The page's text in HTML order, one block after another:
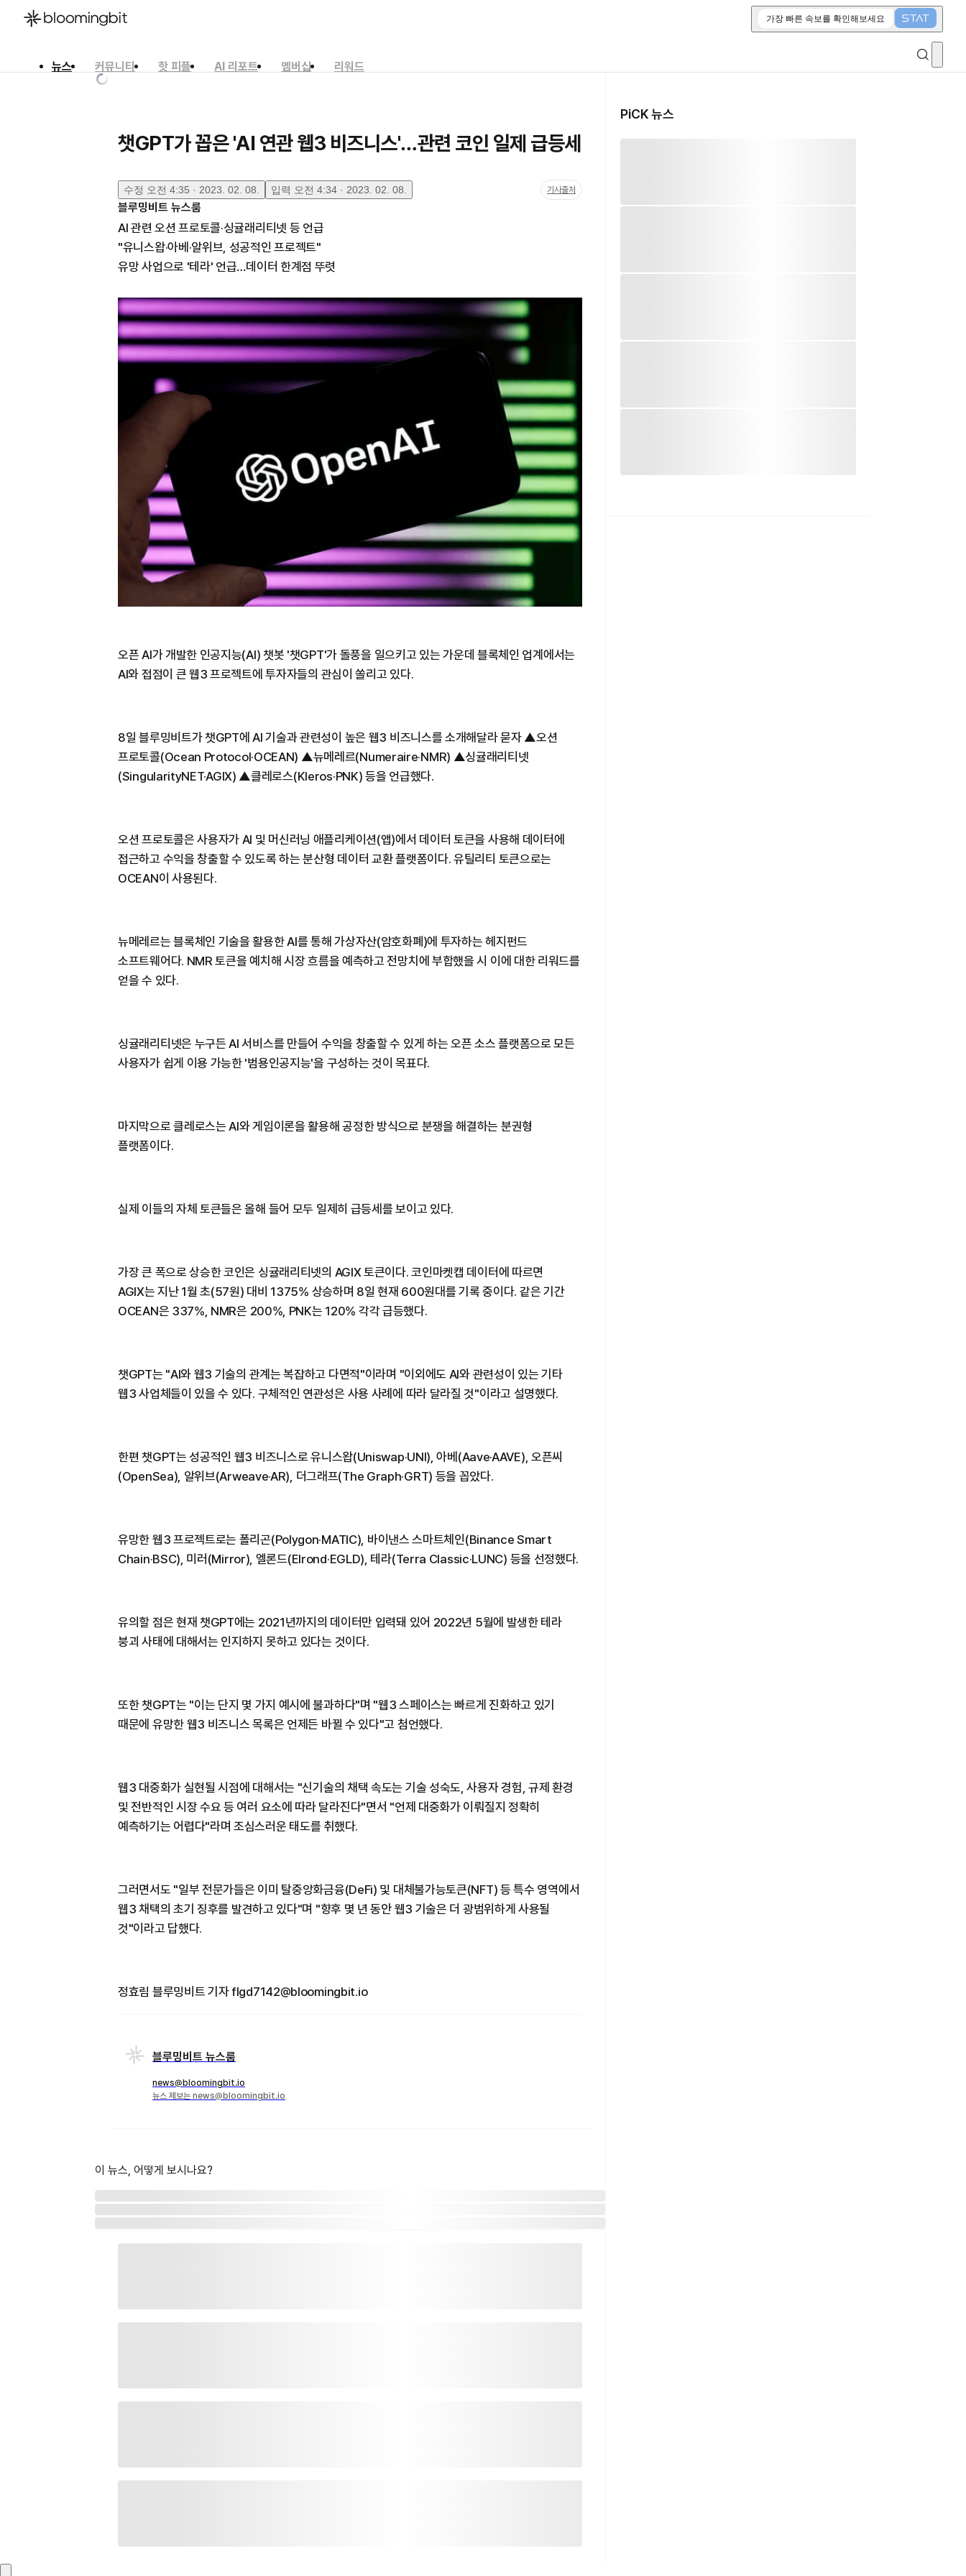
가장 빠른 속보를 확인해보세요
뉴스 커뮤니티 핫 피플 AI 리포트 멤버십
리워드
챗GPT가 꼽은 'AI 연관 웹3 비즈니스'…관련 코인 일제 급등세
수정 오전 4:35 · 2023. 02. 08. 입력 오전 4:34 · 2023. 02. 08. 기사출처
블루밍비트 뉴스룸
AI 관련 오션 프로토콜·싱귤래리티넷 등 언급
"유니스왑·아베·알위브, 성공적인 프로젝트"
유망 사업으로 '테라' 언급…데이터 한계점 뚜렷
오픈 AI가 개발한 인공지능(AI) 챗봇 '챗GPT'가 돌풍을 일으키고 있는 가운데 블록체인 업계에서는
AI와 접점이 큰 웹3 프로젝트에 투자자들의 관심이 쏠리고 있다.
8일 블루밍비트가 챗GPT에 AI 기술과 관련성이 높은 웹3 비즈니스를 소개해달라 묻자 ▲오션
프로토콜(Ocean Protocol·OCEAN) ▲뉴메레르(Numeraire·NMR) ▲싱귤래리티넷
(SingularityNET·AGIX) ▲클레로스(Kleros·PNK) 등을 언급했다.
오션 프로토콜은 사용자가 AI 및 머신러닝 애플리케이션(앱)에서 데이터 토큰을 사용해 데이터에
접근하고 수익을 창출할 수 있도록 하는 분산형 데이터 교환 플랫폼이다. 유틸리티 토큰으로는
OCEAN이 사용된다.
뉴메레르는 블록체인 기술을 활용한 AI를 통해 가상자산(암호화폐)에 투자하는 헤지펀드
소프트웨어다. NMR 토큰을 예치해 시장 흐름을 예측하고 전망치에 부합했을 시 이에 대한 리워드를
얻을 수 있다.
싱귤래리티넷은 누구든 AI 서비스를 만들어 수익을 창출할 수 있게 하는 오픈 소스 플랫폼으로 모든
사용자가 쉽게 이용 가능한 '범용인공지능'을 구성하는 것이 목표다.
마지막으로 클레로스는 AI와 게임이론을 활용해 공정한 방식으로 분쟁을 해결하는 분권형
플랫폼이다.
실제 이들의 자체 토큰들은 올해 들어 모두 일제히 급등세를 보이고 있다.
가장 큰 폭으로 상승한 코인은 싱귤래리티넷의 AGIX 토큰이다. 코인마켓캡 데이터에 따르면
AGIX는 지난 1월 초(57원) 대비 1375% 상승하며 8일 현재 600원대를 기록 중이다. 같은 기간
OCEAN은 337%, NMR은 200%, PNK는 120% 각각 급등했다.
챗GPT는 "AI와 웹3 기술의 관계는 복잡하고 다면적"이라며 "이외에도 AI와 관련성이 있는 기타
웹3 사업체들이 있을 수 있다. 구체적인 연관성은 사용 사례에 따라 달라질 것"이라고 설명했다.
한편 챗GPT는 성공적인 웹3 비즈니스로 유니스왑(Uniswap·UNI), 아베(Aave·AAVE), 오픈씨
(OpenSea), 알위브(Arweave·AR), 더그래프(The Graph·GRT) 등을 꼽았다.
유망한 웹3 프로젝트로는 폴리곤(Polygon·MATIC), 바이낸스 스마트체인(Binance Smart
Chain·BSC), 미러(Mirror), 엘론드(Elrond·EGLD), 테라(Terra Classic·LUNC) 등을 선정했다.
유의할 점은 현재 챗GPT에는 2021년까지의 데이터만 입력돼 있어 2022년 5월에 발생한 테라
붕괴 사태에 대해서는 인지하지 못하고 있다는 것이다.
또한 챗GPT는 "이는 단지 몇 가지 예시에 불과하다"며 "웹3 스페이스는 빠르게 진화하고 있기
때문에 유망한 웹3 비즈니스 목록은 언제든 바뀔 수 있다"고 첨언했다.
웹3 대중화가 실현될 시점에 대해서는 "신기술의 채택 속도는 기술 성숙도, 사용자 경험, 규제 환경
및 전반적인 시장 수요 등 여러 요소에 따라 달라진다"면서 "언제 대중화가 이뤄질지 정확히
예측하기는 어렵다"라며 조심스러운 태도를 취했다.
그러면서도 "일부 전문가들은 이미 탈중앙화금융(DeFi) 및 대체불가능토큰(NFT) 등 특수 영역에서
웹3 채택의 초기 징후를 발견하고 있다"며 "향후 몇 년 동안 웹3 기술은 더 광범위하게 사용될
것"이라고 답했다.
정효림 블루밍비트 기자 flgd7142@bloomingbit.io
블루밍비트 뉴스룸
news@bloomingbit.io
뉴스 제보는 news@bloomingbit.io
이 뉴스, 어떻게 보시나요?
PiCK 뉴스